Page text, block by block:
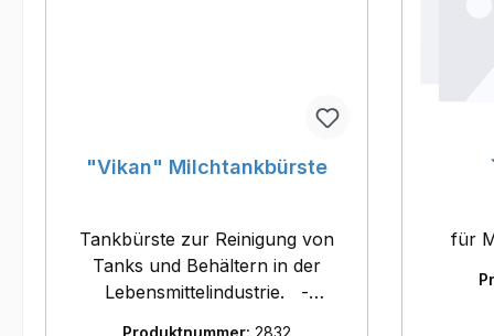
"Vikan" Milchtankbürste
Tankbürste zur Reinigung von
Tanks und Behältern in der
Lebensmittelindustrie. -
Produktnummer: 2832
für